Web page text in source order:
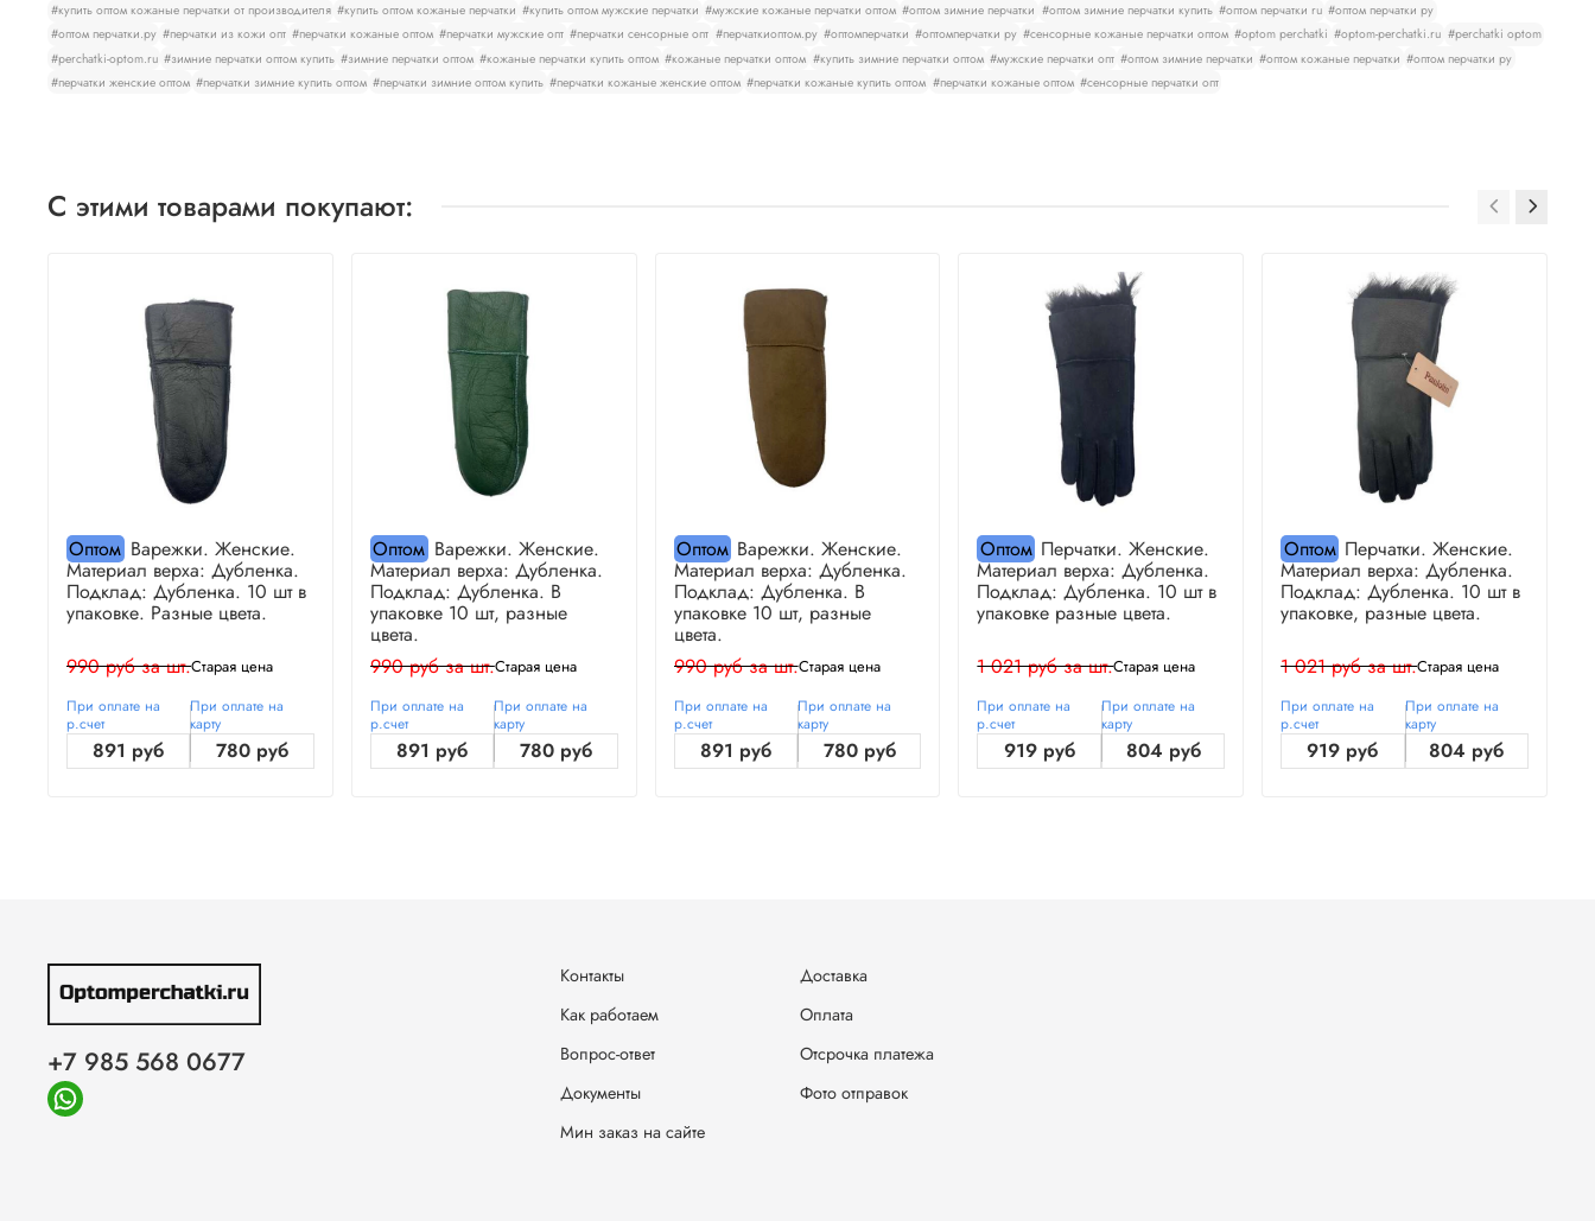
#купить оптом кожаные перчатки от производителя #купить оптом кожаные перчатки #купить оптом мужские перчатки #мужские кожаные перчатки оптом #оптом зимние перчатки #оптом зимние перчатки купить #оптом перчатки ru #оптом перчатки ру
#оптом перчатки.ру #перчатки из кожи опт #перчатки кожаные оптом #перчатки мужские опт #перчатки сенсорные опт #перчаткиоптом.ру #оптомперчатки #оптомперчатки ру #сенсорные кожаные перчатки оптом #optom perchatki #optom-perchatki.ru #perchatki optom
#perchatki-optom.ru #зимние перчатки оптом купить #зимние перчатки оптом #кожаные перчатки купить оптом #кожаные перчатки оптом #купить зимние перчатки оптом #мужские перчатки опт #оптом зимние перчатки #оптом кожаные перчатки #оптом перчатки ру
#перчатки женские оптом #перчатки зимние купить оптом #перчатки зимние оптом купить #перчатки кожаные женские оптом #перчатки кожаные купить оптом #перчатки кожаные оптом #сенсорные перчатки опт
С этими товарами покупают:
ОптомВарежки. Женские.
Материал верха: Дубленка.
Подклад: Дубленка. 10 шт в
упаковке. Разные цвета.
990 руб за шт.Старая цена
При оплате на
р.счет
891 руб
При оплате на
карту
780 руб
ОптомВарежки. Женские.
Материал верха: Дубленка.
Подклад: Дубленка. В
упаковке 10 шт, разные
цвета.
990 руб за шт.Старая цена
При оплате на
р.счет
891 руб
При оплате на
карту
780 руб
Оптом Варежки. Женские.
Материал верха: Дубленка.
Подклад: Дубленка. В
упаковке 10 шт, разные
цвета.
990 руб за шт.Старая цена
При оплате на
р.счет
891 руб
При оплате на
карту
780 руб
Оптом Перчатки. Женские.
Материал верха: Дубленка.
Подклад: Дубленка. 10 шт в
упаковке разные цвета.
1 021 руб за шт.Старая цена
При оплате на
р.счет
919 руб
При оплате на
карту
804 руб
ОптомПерчатки. Женские.
Материал верха: Дубленка.
Подклад: Дубленка. 10 шт в
упаковке, разные цвета.
1 021 руб за шт.Старая цена
При оплате на
р.счет
919 руб
При оплате на
карту
804 руб
Контакты
Как работаем
Вопрос-ответ
Документы
Мин заказ на сайте
Доставка
Оплата
Отсрочка платежа
Фото отправок
+7 985 568 0677